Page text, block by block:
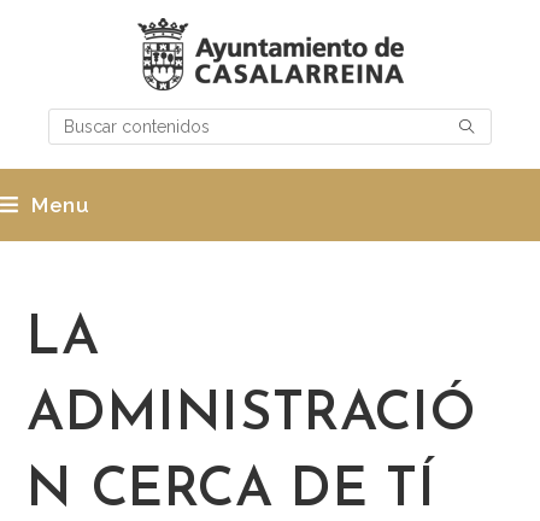
Menu
LA
ADMINISTRACIÓ
N CERCA DE TÍ